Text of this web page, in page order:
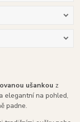
ušankou z
elegantní na pohled,
padne.